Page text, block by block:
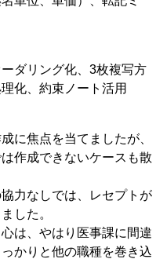
ダリング化、3枚複写方
化、約束ノート活用
に焦点を当てましたが、
作成できないケースも散
力なしでは、レセプトが
した。
は、やはり医事課に間違
かりと他の職種を巻き込